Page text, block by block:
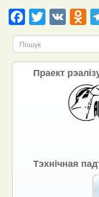
Facebook
Twitter
VK
Праект
Тэхнічная